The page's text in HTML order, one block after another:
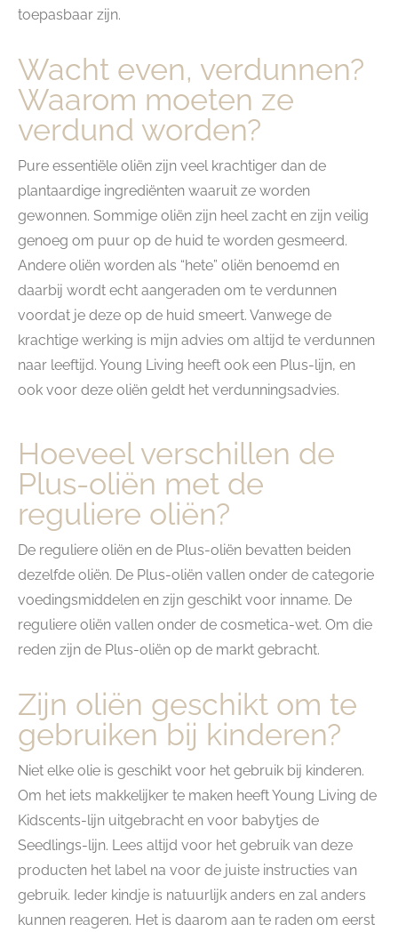
toepasbaar zijn.
Wacht even, verdunnen?
Waarom moeten ze
verdund worden?
Pure essentiële oliën zijn veel krachtiger dan de
plantaardige ingrediënten waaruit ze worden
gewonnen. Sommige oliën zijn heel zacht en zijn veilig
genoeg om puur op de huid te worden gesmeerd.
Andere oliën worden als “hete” oliën benoemd en
daarbij wordt echt aangeraden om te verdunnen
voordat je deze op de huid smeert. Vanwege de
krachtige werking is mijn advies om altijd te verdunnen
naar leeftijd. Young Living heeft ook een Plus-lijn, en
ook voor deze oliën geldt het verdunningsadvies.
Hoeveel verschillen de
Plus-oliën met de
reguliere oliën?
De reguliere oliën en de Plus-oliën bevatten beiden
dezelfde oliën. De Plus-oliën vallen onder de categorie
voedingsmiddelen en zijn geschikt voor inname. De
reguliere oliën vallen onder de cosmetica-wet. Om die
reden zijn de Plus-oliën op de markt gebracht.
Zijn oliën geschikt om te
gebruiken bij kinderen?
Niet elke olie is geschikt voor het gebruik bij kinderen.
Om het iets makkelijker te maken heeft Young Living de
Kidscents-lijn uitgebracht en voor babytjes de
Seedlings-lijn. Lees altijd voor het gebruik van deze
producten het label na voor de juiste instructies van
gebruik. Ieder kindje is natuurlijk anders en zal anders
kunnen reageren. Het is daarom aan te raden om eerst